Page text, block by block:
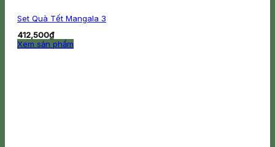
Set Quà Tết Mangala 3
412,500₫
Xem sản phẩm